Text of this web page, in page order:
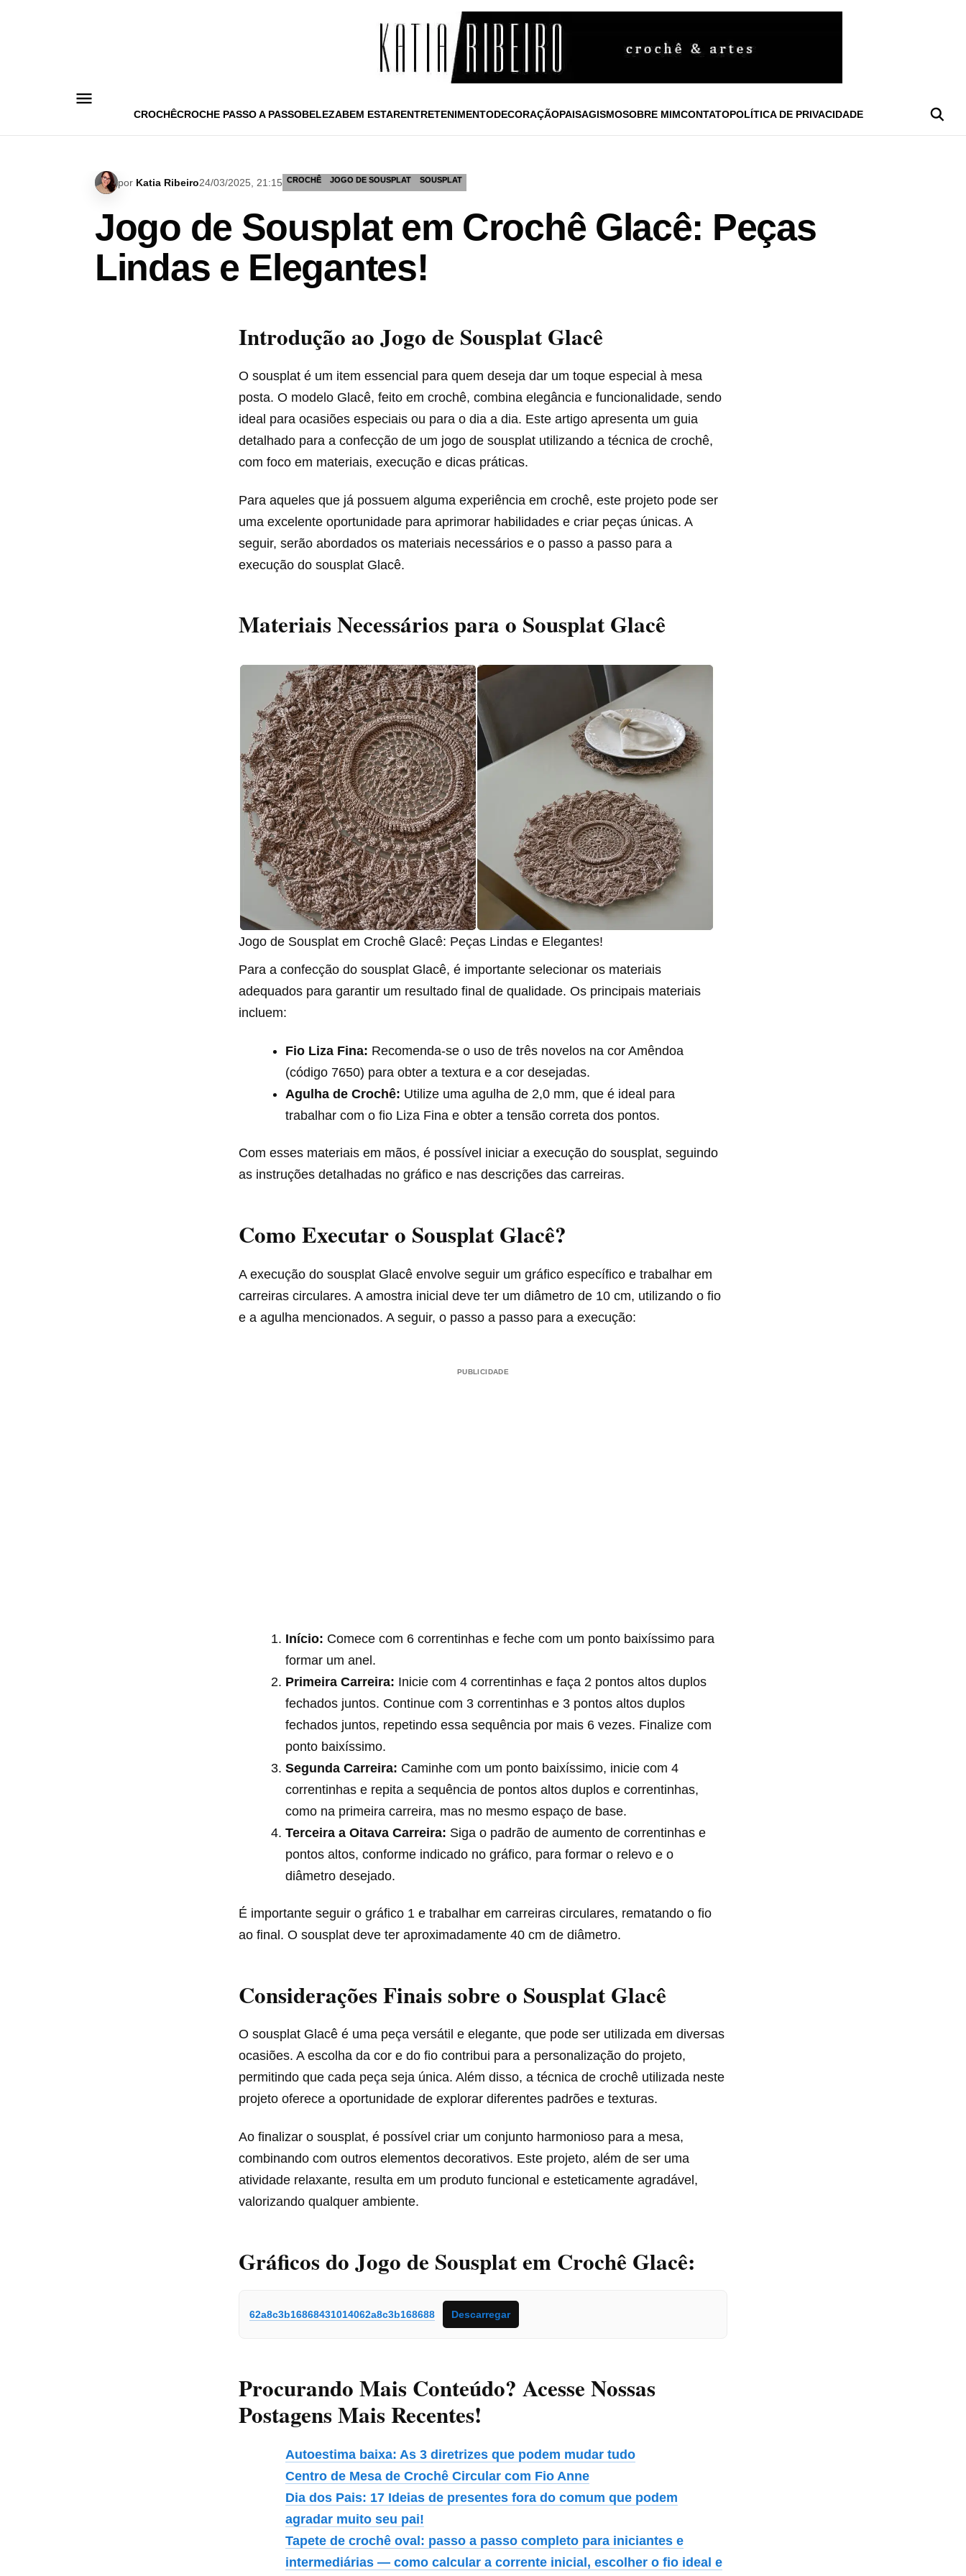
CROCHÊCROCHE PASSO A PASSOBELEZABEM ESTARENTRETENIMENTODECORAÇÃOPAISAGISMOSOBRE MIMCONTATOPOLÍTICA DE PRIVACIDADE
por Katia Ribeiro24/03/2025, 21:15 CROCHÊ JOGO DE SOUSPLAT SOUSPLAT
Jogo de Sousplat em Crochê Glacê: Peças
Lindas e Elegantes!
Introdução ao Jogo de Sousplat Glacê
O sousplat é um item essencial para quem deseja dar um toque especial à mesa
posta. O modelo Glacê, feito em crochê, combina elegância e funcionalidade, sendo
ideal para ocasiões especiais ou para o dia a dia. Este artigo apresenta um guia
detalhado para a confecção de um jogo de sousplat utilizando a técnica de crochê,
com foco em materiais, execução e dicas práticas.
Para aqueles que já possuem alguma experiência em crochê, este projeto pode ser
uma excelente oportunidade para aprimorar habilidades e criar peças únicas. A
seguir, serão abordados os materiais necessários e o passo a passo para a
execução do sousplat Glacê.
Materiais Necessários para o Sousplat Glacê
Jogo de Sousplat em Crochê Glacê: Peças Lindas e Elegantes!
Para a confecção do sousplat Glacê, é importante selecionar os materiais
adequados para garantir um resultado final de qualidade. Os principais materiais
incluem:
Fio Liza Fina: Recomenda-se o uso de três novelos na cor Amêndoa
(código 7650) para obter a textura e a cor desejadas.
Agulha de Crochê: Utilize uma agulha de 2,0 mm, que é ideal para
trabalhar com o fio Liza Fina e obter a tensão correta dos pontos.
Com esses materiais em mãos, é possível iniciar a execução do sousplat, seguindo
as instruções detalhadas no gráfico e nas descrições das carreiras.
Como Executar o Sousplat Glacê?
A execução do sousplat Glacê envolve seguir um gráfico específico e trabalhar em
carreiras circulares. A amostra inicial deve ter um diâmetro de 10 cm, utilizando o fio
e a agulha mencionados. A seguir, o passo a passo para a execução:
PUBLICIDADE
Início: Comece com 6 correntinhas e feche com um ponto baixíssimo para
formar um anel.
Primeira Carreira: Inicie com 4 correntinhas e faça 2 pontos altos duplos
fechados juntos. Continue com 3 correntinhas e 3 pontos altos duplos
fechados juntos, repetindo essa sequência por mais 6 vezes. Finalize com
ponto baixíssimo.
Segunda Carreira: Caminhe com um ponto baixíssimo, inicie com 4
correntinhas e repita a sequência de pontos altos duplos e correntinhas,
como na primeira carreira, mas no mesmo espaço de base.
Terceira a Oitava Carreira: Siga o padrão de aumento de correntinhas e
pontos altos, conforme indicado no gráfico, para formar o relevo e o
diâmetro desejado.
É importante seguir o gráfico 1 e trabalhar em carreiras circulares, rematando o fio
ao final. O sousplat deve ter aproximadamente 40 cm de diâmetro.
Considerações Finais sobre o Sousplat Glacê
O sousplat Glacê é uma peça versátil e elegante, que pode ser utilizada em diversas
ocasiões. A escolha da cor e do fio contribui para a personalização do projeto,
permitindo que cada peça seja única. Além disso, a técnica de crochê utilizada neste
projeto oferece a oportunidade de explorar diferentes padrões e texturas.
Ao finalizar o sousplat, é possível criar um conjunto harmonioso para a mesa,
combinando com outros elementos decorativos. Este projeto, além de ser uma
atividade relaxante, resulta em um produto funcional e esteticamente agradável,
valorizando qualquer ambiente.
Gráficos do Jogo de Sousplat em Crochê Glacê:
62a8c3b16868431014062a8c3b168688 Descarregar
Procurando Mais Conteúdo? Acesse Nossas
Postagens Mais Recentes!
Autoestima baixa: As 3 diretrizes que podem mudar tudo
Centro de Mesa de Crochê Circular com Fio Anne
Dia dos Pais: 17 Ideias de presentes fora do comum que podem
agradar muito seu pai!
Tapete de crochê oval: passo a passo completo para iniciantes e
intermediárias — como calcular a corrente inicial, escolher o fio ideal e